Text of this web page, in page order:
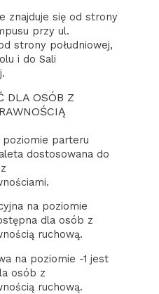
znajduje się od strony
przy ul.
strony południowej,
i do Sali
DLA OSÓB Z
parteru
dostosowana do
na poziomie
dla osób z
ruchową.
na poziomie -1 jest
osób z
ruchową.